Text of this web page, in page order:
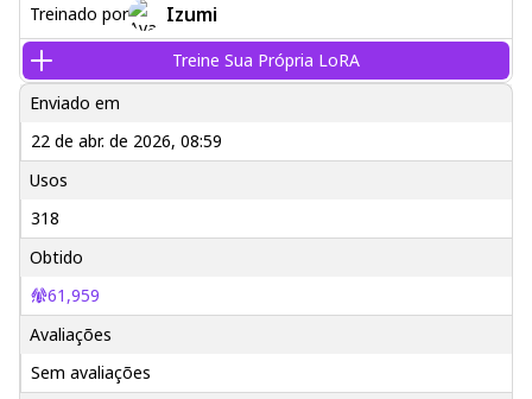
Treinado por Izumi
Treine Sua Própria LoRA
Enviado em
22 de abr. de 2026, 08:59
Usos
318
Obtido
61,959
Avaliações
Sem avaliações